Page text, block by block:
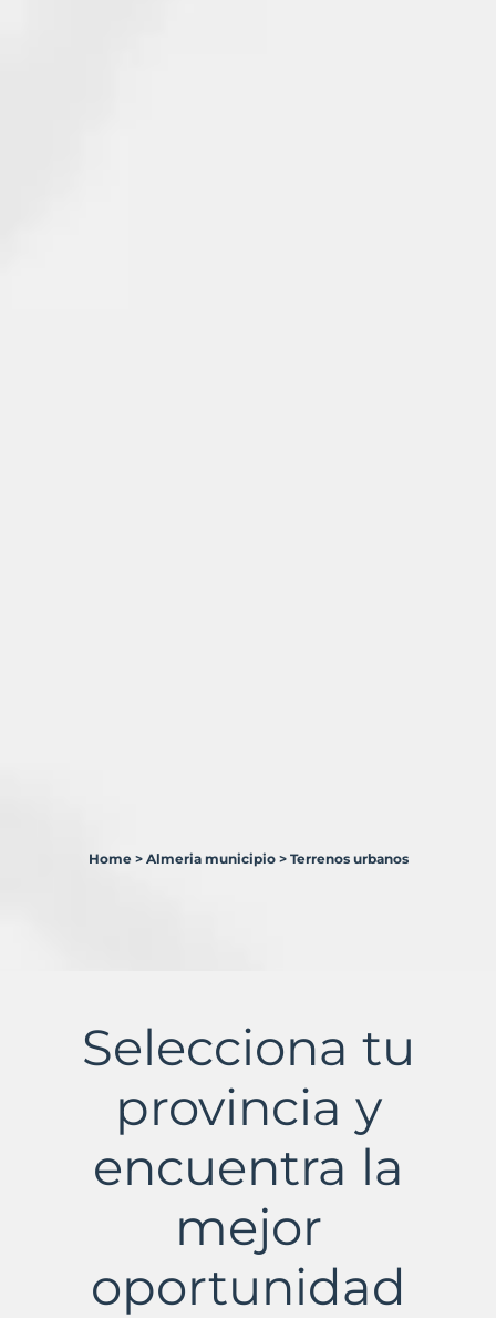
Murbalands
Home > Almeria municipio > Terrenos urbanos
Selecciona tu
provincia y
encuentra la
mejor
oportunidad